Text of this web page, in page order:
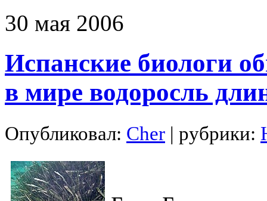
30 мая 2006
Испанские биологи
в мире водоросль
Опубликовал: Cher | рубрики: